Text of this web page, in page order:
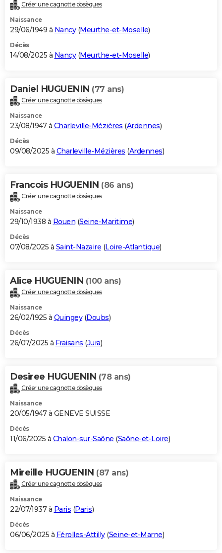
Créer une cagnotte obsèques
Naissance
29/06/1949 à Nancy(Meurthe-et-Moselle)
Décès
14/08/2025 à Nancy(Meurthe-et-Moselle)
Daniel HUGUENIN (77 ans)
Créer une cagnotte obsèques
Naissance
23/08/1947 à Charleville-Mézières (Ardennes)
Décès
09/08/2025 à Charleville-Mézières (Ardennes)
Francois HUGUENIN (86 ans)
Créer une cagnotte obsèques
Naissance
29/10/1938 à Rouen (Seine-Maritime)
Décès
07/08/2025 à Saint-Nazaire (Loire-Atlantique)
Alice HUGUENIN (100 ans)
Créer une cagnotte obsèques
Naissance
26/02/1925 à Quingey(Doubs)
Décès
26/07/2025 à Fraisans (Jura)
Desiree HUGUENIN (78 ans)
Créer une cagnotte obsèques
Naissance
20/05/1947 à GENEVE SUISSE
Décès
11/06/2025 à Chalon-sur-Saône (Saône-et-Loire)
Mireille HUGUENIN (87 ans)
Créer une cagnotte obsèques
Naissance
22/07/1937 à Paris (Paris)
Décès
06/06/2025 à Férolles-Attilly(Seine-et-Marne)